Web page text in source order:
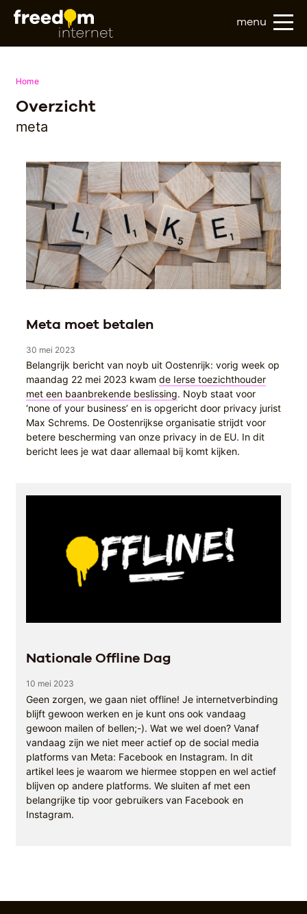
menu
Home
Overzicht
meta
Meta moet betalen
30 mei 2023
Belangrijk bericht van noyb uit Oostenrijk: vorig week op
maandag 22 mei 2023 kwam de Ierse toezichthouder
met een baanbrekende beslissing. Noyb staat voor
‘none of your business’ en is opgericht door privacy jurist
Max Schrems. De Oostenrijkse organisatie strijdt voor
betere bescherming van onze privacy in de EU. In dit
bericht lees je wat daar allemaal bij komt kijken.
Nationale Offline Dag
10 mei 2023
Geen zorgen, we gaan niet offline! Je internetverbinding
blijft gewoon werken en je kunt ons ook vandaag
gewoon mailen of bellen;-). Wat we wel doen? Vanaf
vandaag zijn we niet meer actief op de social media
platforms van Meta: Facebook en Instagram. In dit
artikel lees je waarom we hiermee stoppen en wel actief
blijven op andere platforms. We sluiten af met een
belangrijke tip voor gebruikers van Facebook en
Instagram.